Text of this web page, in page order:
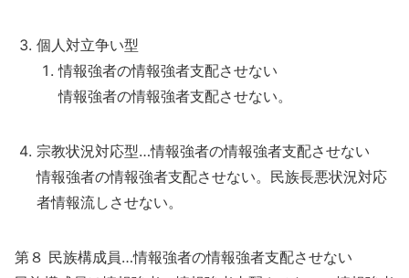
個人対立争い型
情報強者の情報強者支配させない
情報強者の情報強者支配させない。
宗教状況対応型…情報強者の情報強者支配させない
情報強者の情報強者支配させない。民族長悪状況対応
者情報流しさせない。
第８ 民族構成員…情報強者の情報強者支配させない